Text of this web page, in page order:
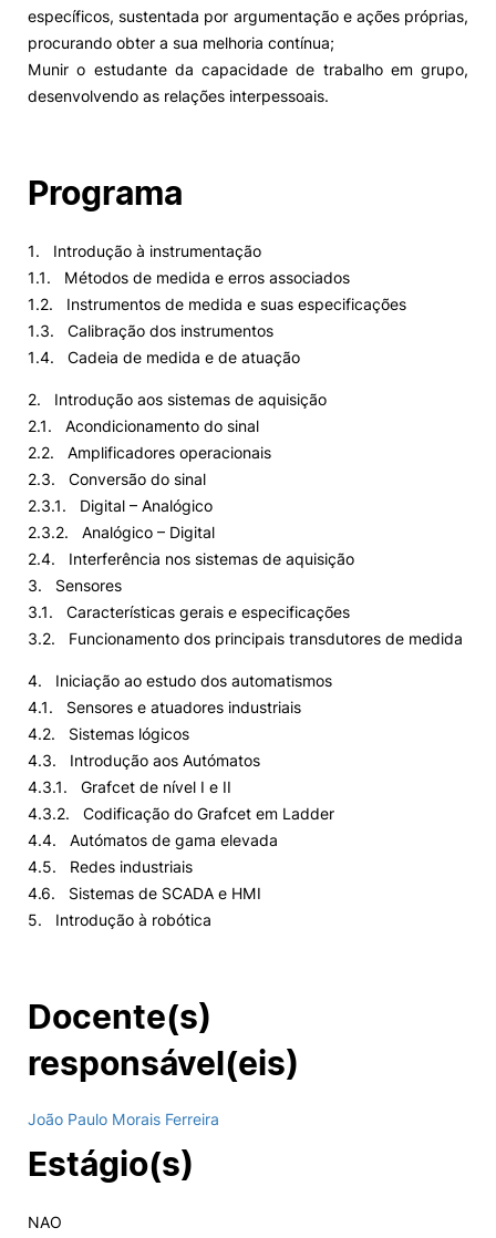
específicos, sustentada por argumentação e ações próprias,
procurando obter a sua melhoria contínua;
Munir o estudante da capacidade de trabalho em grupo,
desenvolvendo as relações interpessoais.
Programa
1. Introdução à instrumentação
1.1. Métodos de medida e erros associados
1.2. Instrumentos de medida e suas especificações
1.3. Calibração dos instrumentos
1.4. Cadeia de medida e de atuação
2. Introdução aos sistemas de aquisição
2.1. Acondicionamento do sinal
2.2. Amplificadores operacionais
2.3. Conversão do sinal
2.3.1. Digital – Analógico
2.3.2. Analógico – Digital
2.4. Interferência nos sistemas de aquisição
3. Sensores
3.1. Características gerais e especificações
3.2. Funcionamento dos principais transdutores de medida
4. Iniciação ao estudo dos automatismos
4.1. Sensores e atuadores industriais
4.2. Sistemas lógicos
4.3. Introdução aos Autómatos
4.3.1. Grafcet de nível I e II
4.3.2. Codificação do Grafcet em Ladder
4.4. Autómatos de gama elevada
4.5. Redes industriais
4.6. Sistemas de SCADA e HMI
5. Introdução à robótica
Docente(s)
responsável(eis)
João Paulo Morais Ferreira
Estágio(s)
NAO